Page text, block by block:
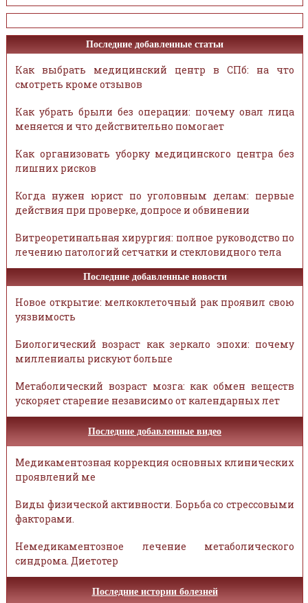
Последние добавленные статьи
Как выбрать медицинский центр в СПб: на что
смотреть кроме отзывов
Как убрать брыли без операции: почему овал лица
меняется и что действительно помогает
Как организовать уборку медицинского центра без
лишних рисков
Когда нужен юрист по уголовным делам: первые
действия при проверке, допросе и обвинении
Витреоретинальная хирургия: полное руководство по
лечению патологий сетчатки и стекловидного тела
Последние добавленные новости
Новое открытие: мелкоклеточный рак проявил свою
уязвимость
Биологический возраст как зеркало эпохи: почему
миллениалы рискуют больше
Метаболический возраст мозга: как обмен веществ
ускоряет старение независимо от календарных лет
Последние добавленные видео
Медикаментозная коррекция основных клинических
проявлений ме
Виды физической активности. Борьба со стрессовыми
факторами.
Немедикаментозное лечение метаболического
синдрома. Диетотер
Последние истории болезней